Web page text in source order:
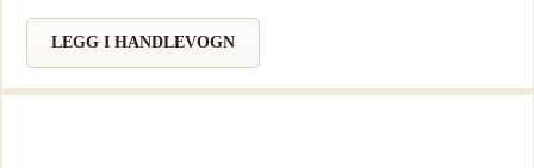
LEGG I HANDLEVOGN